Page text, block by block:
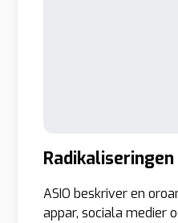
ASIO beskriver en
appar, sociala medier